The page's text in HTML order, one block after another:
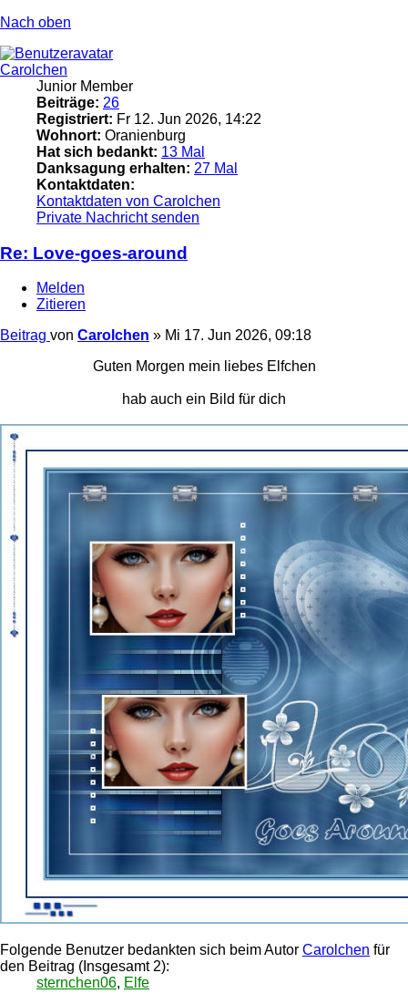
Nach oben
Carolchen
Junior Member
Beiträge: 26
Registriert: Fr 12. Jun 2026, 14:22
Wohnort: Oranienburg
Hat sich bedankt: 13 Mal
Danksagung erhalten: 27 Mal
Kontaktdaten:
Kontaktdaten von Carolchen
Private Nachricht senden
Re: Love-goes-around
Melden
Zitieren
Beitrag von Carolchen » Mi 17. Jun 2026, 09:18
Guten Morgen mein liebes Elfchen
hab auch ein Bild für dich
Folgende Benutzer bedankten sich beim Autor Carolchen für
den Beitrag (Insgesamt 2):
sternchen06, Elfe